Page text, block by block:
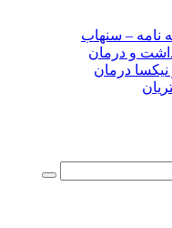
نامه – سنهاب
و درمان
نیکسا درمان